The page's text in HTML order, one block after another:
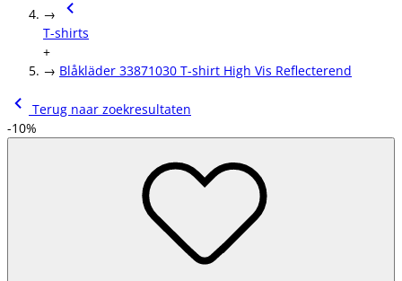
→
T-shirts
+
→ Blåkläder 33871030 T-shirt High Vis Reflecterend
Terug naar zoekresultaten
-10%